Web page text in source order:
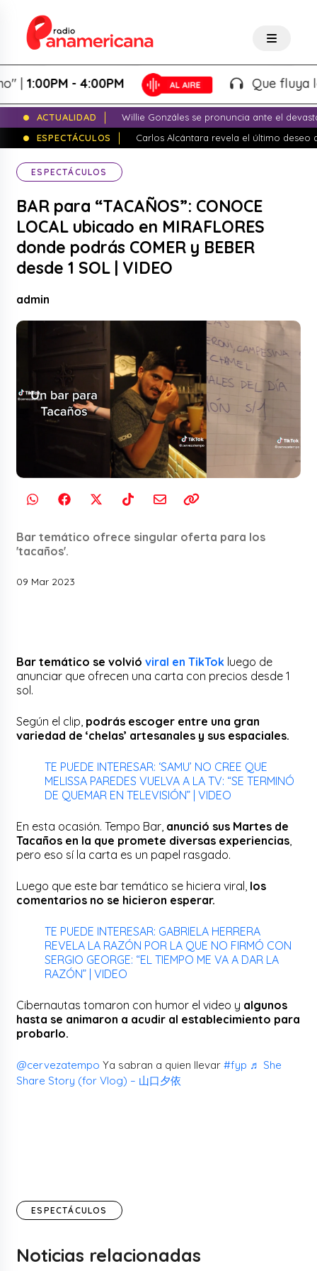
- 4:00PM Que fluya la
ACTUALIDAD
Willie Gonzáles se pronuncia ante el
ESPECTÁCULOS
Carlos Alcántara revela el último deseo
ESPECTÁCULOS
BAR para “TACAÑOS”: CONOCE
LOCAL ubicado en MIRAFLORES
donde podrás COMER y BEBER
desde 1 SOL | VIDEO
admin
Bar temático ofrece singular oferta para los
'tacaños'.
09 Mar 2023
Bar temático se volvióviral en TikTok luego de
anunciar que ofrecen una carta con precios desde 1
sol.
Según el clip, podrás escoger entre una gran
variedad de ‘chelas’ artesanales y sus espaciales.
TE PUEDE INTERESAR: ‘SAMU’ NO CREE QUE
MELISSA PAREDES VUELVA A LA TV: “SE TERMINÓ
DE QUEMAR EN TELEVISIÓN” | VIDEO
En esta ocasión. Tempo Bar, anunció sus Martes de
Tacaños en la que promete diversas experiencias
pero eso sí la carta es un papel rasgado.
Luego que este bar temático se hiciera viral, los
comentarios no se hicieron esperar.
TE PUEDE INTERESAR: GABRIELA HERRERA
REVELA LA RAZÓN POR LA QUE NO FIRMÓ CON
SERGIO GEORGE: “EL TIEMPO ME VA A DAR LA
RAZÓN” | VIDEO
Cibernautas tomaron con humor el video y algunos
hasta se animaron a acudir al establecimiento para
probarlo.
@cervezatempo Ya sabran a quien llevar#fyp ♬ She
Share Story (for Vlog) – 山口夕依
ESPECTÁCULOS
Noticias relacionadas